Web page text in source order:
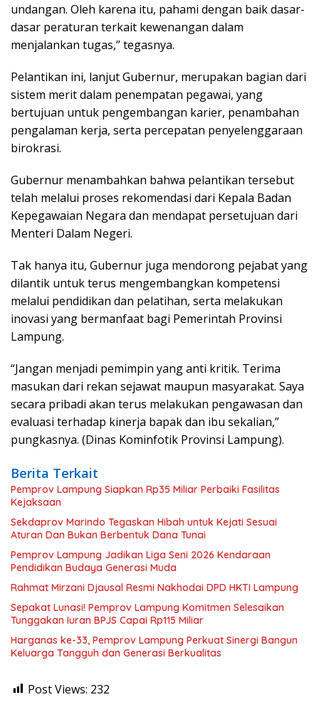
undangan. Oleh karena itu, pahami dengan baik dasar-
dasar peraturan terkait kewenangan dalam
menjalankan tugas,” tegasnya.
Pelantikan ini, lanjut Gubernur, merupakan bagian dari
sistem merit dalam penempatan pegawai, yang
bertujuan untuk pengembangan karier, penambahan
pengalaman kerja, serta percepatan penyelenggaraan
birokrasi.
Gubernur menambahkan bahwa pelantikan tersebut
telah melalui proses rekomendasi dari Kepala Badan
Kepegawaian Negara dan mendapat persetujuan dari
Menteri Dalam Negeri.
Tak hanya itu, Gubernur juga mendorong pejabat yang
dilantik untuk terus mengembangkan kompetensi
melalui pendidikan dan pelatihan, serta melakukan
inovasi yang bermanfaat bagi Pemerintah Provinsi
Lampung.
“Jangan menjadi pemimpin yang anti kritik. Terima
masukan dari rekan sejawat maupun masyarakat. Saya
secara pribadi akan terus melakukan pengawasan dan
evaluasi terhadap kinerja bapak dan ibu sekalian,”
pungkasnya. (Dinas Kominfotik Provinsi Lampung).
Berita Terkait
Pemprov Lampung Siapkan Rp35 Miliar Perbaiki Fasilitas
Kejaksaan
Sekdaprov Marindo Tegaskan Hibah untuk Kejati Sesuai
Aturan Dan Bukan Berbentuk Dana Tunai
Pemprov Lampung Jadikan Liga Seni 2026 Kendaraan
Pendidikan Budaya Generasi Muda
Rahmat Mirzani Djausal Resmi Nakhodai DPD HKTI Lampung
Sepakat Lunasi! Pemprov Lampung Komitmen Selesaikan
Tunggakan Iuran BPJS Capai Rp115 Miliar
Harganas ke-33, Pemprov Lampung Perkuat Sinergi Bangun
Keluarga Tangguh dan Generasi Berkualitas
Post Views: 232